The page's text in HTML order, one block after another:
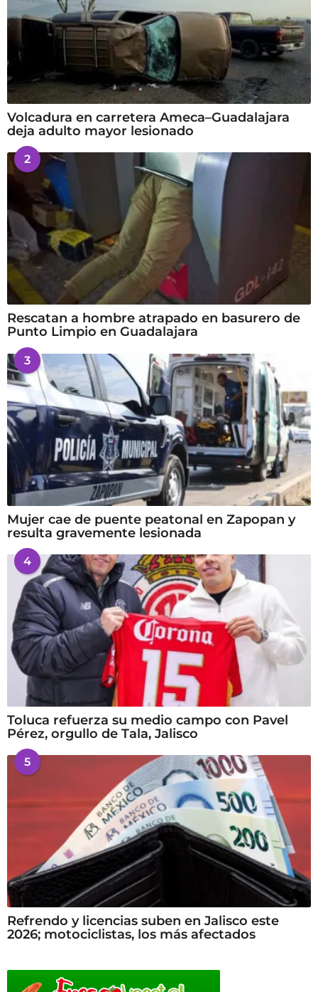
Volcadura en carretera Ameca–Guadalajara
deja adulto mayor lesionado
2
Rescatan a hombre atrapado en basurero de
Punto Limpio en Guadalajara
3
Mujer cae de puente peatonal en Zapopan y
resulta gravemente lesionada
4
Toluca refuerza su medio campo con Pavel
Pérez, orgullo de Tala, Jalisco
5
Refrendo y licencias suben en Jalisco este
2026; motociclistas, los más afectados